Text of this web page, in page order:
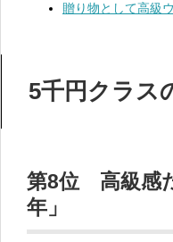
贈り物として高級
5千円クラス
第8位 高級感
年」